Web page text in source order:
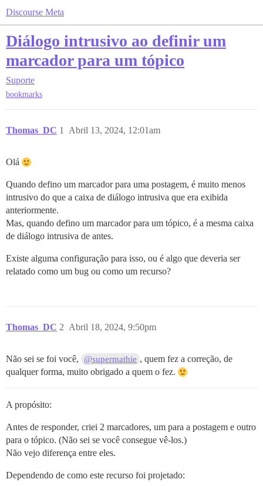
Discourse Meta
Diálogo intrusivo ao definir um
marcador para um tópico
Suporte
bookmarks
Thomas_DC Abril 13, 2024, 12:01am
1
Olá
Quando defino um marcador para uma postagem, é muito menos
intrusivo do que a caixa de diálogo intrusiva que era exibida
anteriormente.
Mas, quando defino um marcador para um tópico, é a mesma caixa
de diálogo intrusiva de antes.
Existe alguma configuração para isso, ou é algo que deveria ser
relatado como um bug ou como um recurso?
Thomas_DC Abril 18, 2024, 9:50pm
2
Não sei se foi você, @supermathie , quem fez a correção, de
qualquer forma, muito obrigado a quem o fez.
A propósito:
Antes de responder, criei 2 marcadores, um para a postagem e outro
para o tópico. (Não sei se você consegue vê-los.)
Não vejo diferença entre eles.
Dependendo de como este recurso foi projetado: